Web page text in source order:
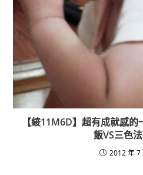
【綾11M6D】超有成就感
飯VS三色
2012 年 7